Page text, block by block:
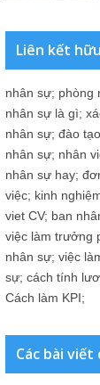
Liên kết
nhân sự; phòng
nhân sự là gì;
nhân sự; đào
nhân sự; nhân
nhân sự hay;
việc; kinh
viet CV; ban
việc làm trưởng
nhân sự; việc
sự; cách tính
Cách làm KPI;
Các bài viết